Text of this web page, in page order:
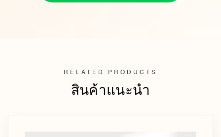
RELATED PRODUCTS
สินค้าแนะนำ